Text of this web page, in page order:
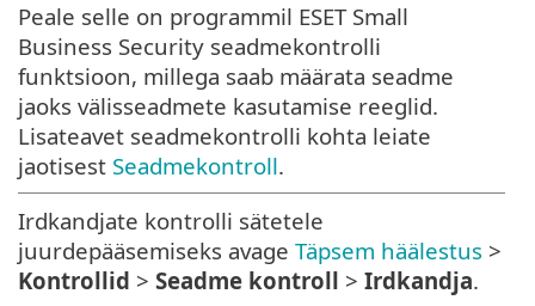
Peale selle on programmil ESET Small
Business Security seadmekontrolli
funktsioon, millega saab määrata seadme
jaoks välisseadmete kasutamise reeglid.
Lisateavet seadmekontrolli kohta leiate
jaotisest Seadmekontroll.
Irdkandjate kontrolli sätetele
juurdepääsemiseks avage Täpsem häälestus >
Kontrollid > Seadme kontroll > Irdkandja.